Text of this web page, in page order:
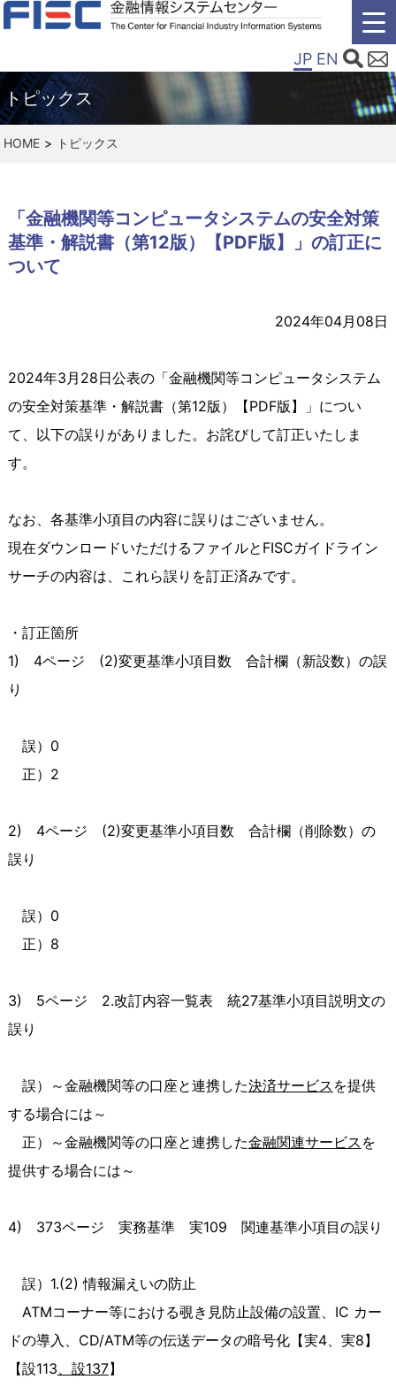
JP EN
トピックス
HOME トピックス
「金融機関等コンピュータシステムの安全対策
基準・解説書（第12版）【PDF版】」の訂正に
ついて
2024年04月08日
2024年3月 28日公表の「金融機関等コンピュータシステム
の安全対策基準・解説書（第12版）【PDF版】」につい
て、以下の誤りがありました。お詫びして訂正いたしま
す。
なお、各基準小項目の内容に誤りはございません。
現在ダウンロードいただけるファイルと FISCガイドライン
サーチの内容は、これら誤りを訂正済みです。
・訂正箇所
1) 4ページ (2)変更基準小項目数 合計欄（新設数）の誤
り
誤） 0
正） 2
2) 4ページ (2)変更基準小項目数 合計欄（削除数）の
誤り
誤） 0
正） 8
3) 5ページ 2.改訂内容一覧表 統27基準小項目説明文の
誤り
誤）～金融機関等の口座と連携した決済サービス を提供
する場合には～
正）～金融機関等の口座と連携した金融関連サービス を
提供する場合には～
4) 373ページ 実務基準 実109 関連基準小項目の誤り
誤） 1.(2)情報漏えいの防止
ATMコーナー等における覗き見防止設備の設置、 IC カー
ドの導入、 CD/ATM等の伝送データの暗号化【実4、実8】
【設113、設137】